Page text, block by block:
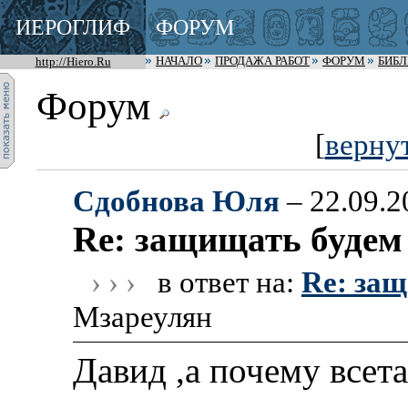
ИЕРОГЛИФ ФОРУМ
http://Hiero.Ru НАЧАЛО ПРОДАЖА РАБОТ ФОРУМ
Форум
[
Сдобнова Юля –
Re: защищать
› › › в ответ на: Re:
Мзареулян
Давид ,а почему